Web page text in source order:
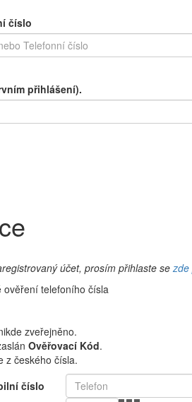
číslo
přihlášení).
účet, prosím přihlaste sezde
ověření telefoního čísla
zveřejněno.
Ověřovací Kód.
z českého čísla.
číslo